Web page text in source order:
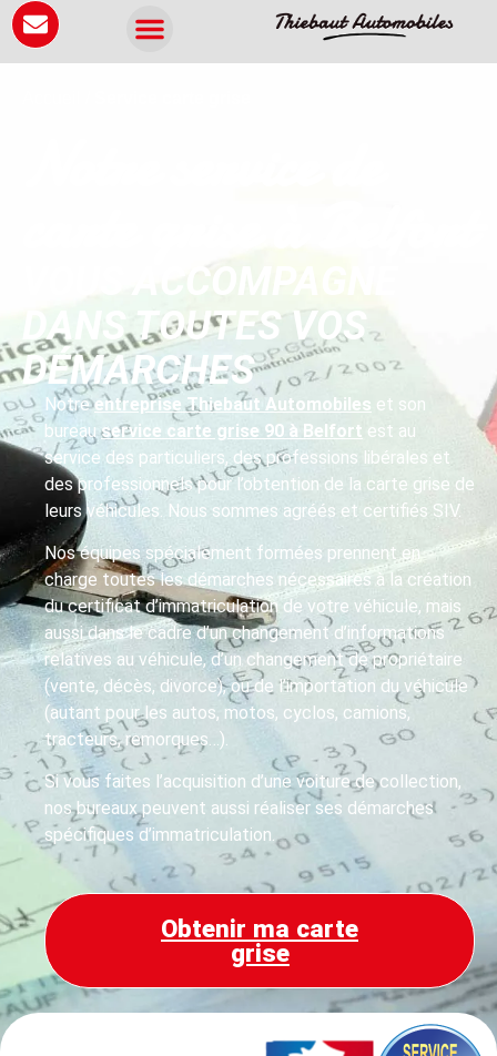
VOUS ACCOMPAGNE
DANS TOUTES VOS
DÉMARCHES
Notreentreprise Thiebaut Automobiles et son
bureau service carte grise 90 à Belfort est au
service des particuliers, des professions libérales et
des professionnels pour l’obtention de la carte grise de
leurs véhicules. Nous sommes agréés et certifiés SIV.
Nos équipes spécialement formées prennent en
charge toutes les démarches nécessaires à la création
du certificat d’immatriculation de votre véhicule, mais
aussi dans le cadre d’un changement d’informations
relatives au véhicule, d’un changement de propriétaire
(vente, décès, divorce), ou de l’importation du véhicule
(autant pour les autos, motos, cyclos, camions,
tracteurs, remorques…).
Si vous faites l’acquisition d’une voiture de collection,
nos bureaux peuvent aussi réaliser ses démarches
spécifiques d’immatriculation.
Obtenir ma carte
grise
Panneau de gestion des cookies